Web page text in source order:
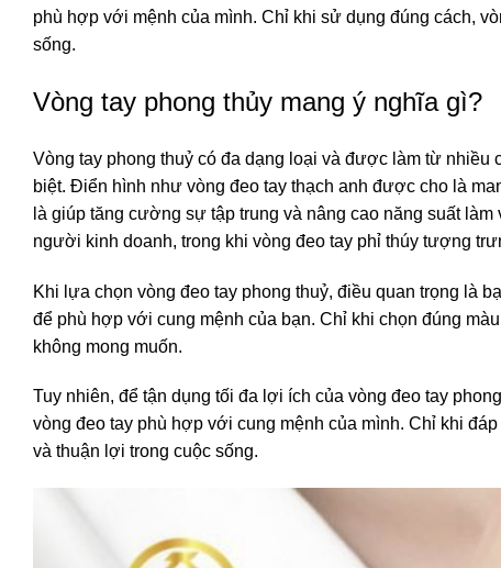
phù hợp với mệnh của mình. Chỉ khi sử dụng đúng cách,
sống.
Vòng tay phong thủy mang ý nghĩa gì?
Vòng tay phong thuỷ có đa dạng loại và được làm từ nhiều
biệt. Điển hình như vòng đeo tay thạch anh được cho là
là giúp tăng cường sự tập trung và nâng cao năng suất
người kinh doanh, trong khi vòng đeo tay phỉ thúy tượng
Khi lựa chọn vòng đeo tay phong thuỷ, điều quan trọng là
để phù hợp với cung mệnh của bạn. Chỉ khi chọn đúng
không mong muốn.
Tuy nhiên, để tận dụng tối đa lợi ích của vòng đeo tay
vòng đeo tay phù hợp với cung mệnh của mình. Chỉ khi
và thuận lợi trong cuộc sống.